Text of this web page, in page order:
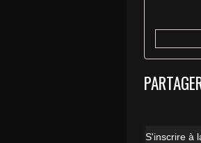
S'inscrire à